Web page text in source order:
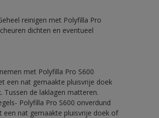
reinigen met Polyfilla Pro
dichten en eventueel
met Polyfilla Pro S600
een nat gemaakte pluisvrije doek
Tussen de laklagen matteren.
Polyfilla Pro S600 onverdund
een nat gemaakte pluisvrije doek of